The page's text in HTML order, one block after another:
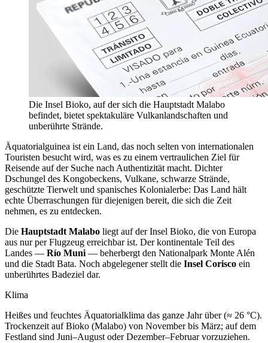
Die Insel Bioko, auf der sich die Hauptstadt Malabo
befindet, bietet spektakuläre Vulkanlandschaften und
unberührte Strände.
Äquatorialguinea ist ein Land, das noch selten von internationalen
Touristen besucht wird, was es zu einem vertraulichen Ziel für
Reisende auf der Suche nach Authentizität macht. Dichter
Dschungel des Kongobeckens, Vulkane, schwarze Strände,
geschützte Tierwelt und spanisches Kolonialerbe: Das Land hält
echte Überraschungen für diejenigen bereit, die sich die Zeit
nehmen, es zu entdecken.
Die Hauptstadt Malabo liegt auf der Insel Bioko, die von Europa
aus nur per Flugzeug erreichbar ist. Der kontinentale Teil des
Landes — Río Muni — beherbergt den Nationalpark Monte Alén
und die Stadt Bata. Noch abgelegener stellt die Insel Corisco ein
unberührtes Badeziel dar.
Klima
Heißes und feuchtes Äquatorialklima das ganze Jahr über (≈ 26 °C).
Trockenzeit auf Bioko (Malabo) von November bis März; auf dem
Festland sind Juni–August oder Dezember–Februar vorzuziehen.